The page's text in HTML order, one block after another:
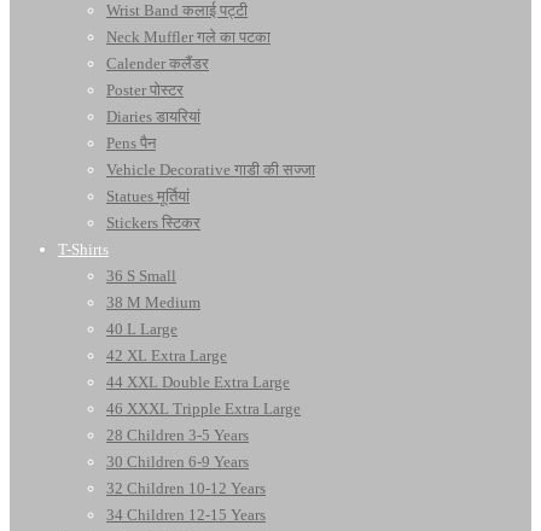
Wrist Band कलाई पट्टी
Neck Muffler गले का पटका
Calender कलैंडर
Poster पोस्टर
Diaries डायरियां
Pens पैन
Vehicle Decorative गाडी की सज्जा
Statues मूर्तियां
Stickers स्टिकर
T-Shirts
36 S Small
38 M Medium
40 L Large
42 XL Extra Large
44 XXL Double Extra Large
46 XXXL Tripple Extra Large
28 Children 3-5 Years
30 Children 6-9 Years
32 Children 10-12 Years
34 Children 12-15 Years